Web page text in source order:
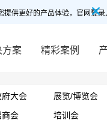
提供更好的产品体验，官网登
方案 精彩案例
府大会
展览/博览会
商会 培训会